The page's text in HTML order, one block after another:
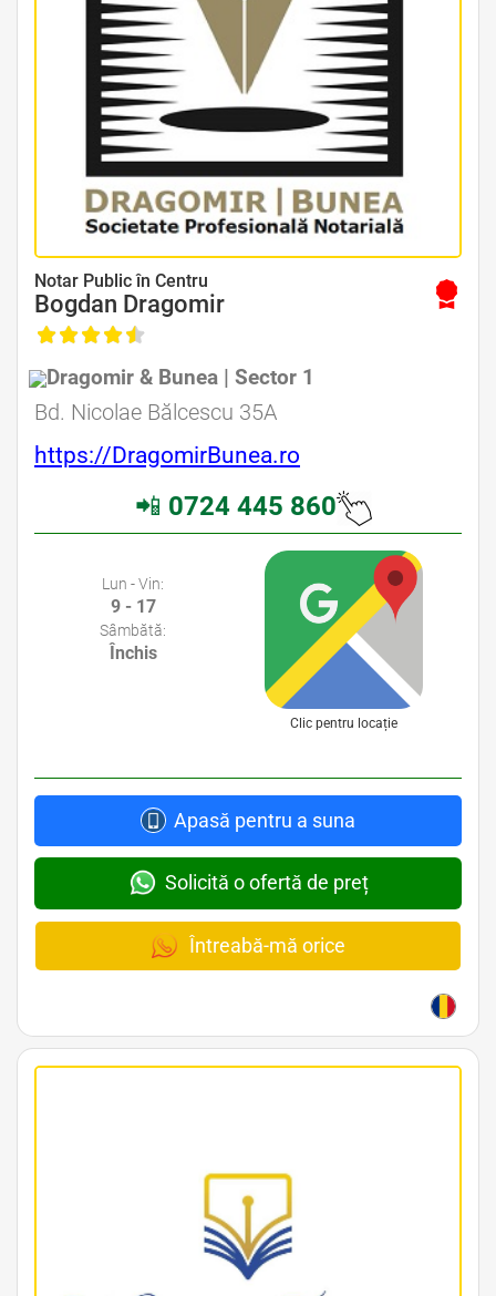
Notar Public în Centru
Bogdan Dragomir
Dragomir & Bunea | Sector 1
Avocat Specializat în Drept Civil • Avocat Specializat în Dreptul Familiei
Bd. Nicolae Bălcescu 35A
https://DragomirBunea.ro
📲 0724 445 860
Lun - Vin:
9 - 17
Sâmbătă:
Închis
Clic pentru locație
Apasă pentru a suna
Solicită o ofertă de preț
Întreabă-mă orice